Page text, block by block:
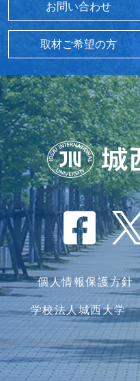
お問い合わせ
取材ご希望の方
個人情報保護方針
学校法人城西大学